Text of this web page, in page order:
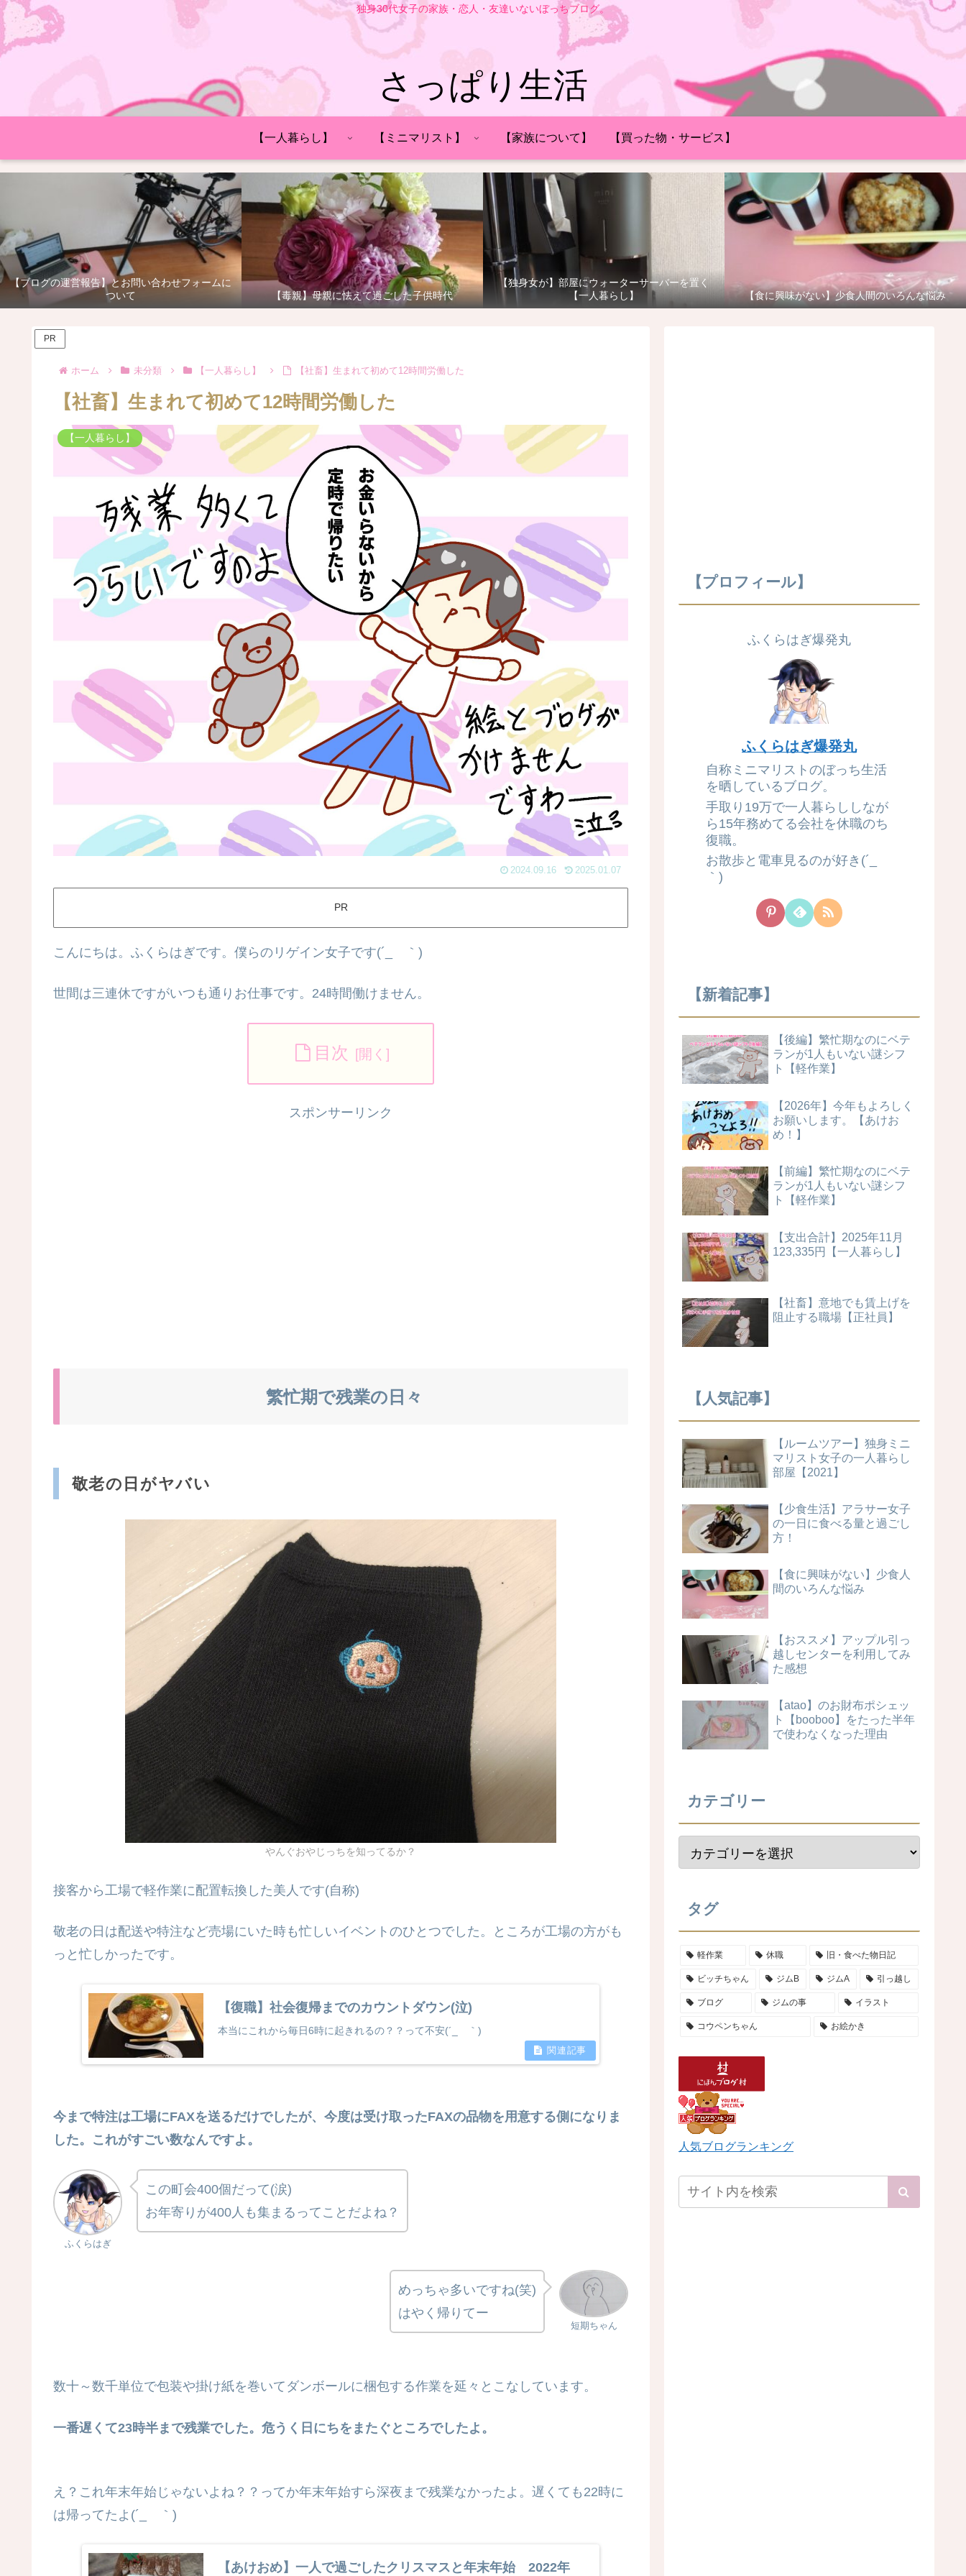
独身30代女子の家族・恋人・友達いないぼっちブログ。
さっぱり生活
【一人暮らし】 【ミニマリスト】 【家族について】 【買った物・サービス】
【ブログの運営報告】とお問い合わせフォームに
ついて
【毒親】母親に怯えて過ごした子供時代
【独身女が】部屋にウォーターサーバーを置く
【一人暮らし】
【食に興味がない】少食人間のいろんな悩み
PR
ホーム 未分類 【一人暮らし】 【社畜】生まれて初めて12時間労働した
【社畜】生まれて初めて12時間労働した
【一人暮らし】
2024.09.16 2025.01.07
PR
こんにちは。ふくらはぎです。僕らのリゲイン女子です(´_ゝ｀)
世間は三連休ですがいつも通りお仕事です。24時間働けません。
目次
スポンサーリンク
繁忙期で残業の日々
敬老の日がヤバい
やんぐおやじっちを知ってるか？
接客から工場で軽作業に配置転換した美人です(自称)
敬老の日は配送や特注など売場にいた時も忙しいイベントのひとつでした。ところが工場の方がも
っと忙しかったです。
【復職】社会復帰までのカウントダウン(泣)
本当にこれから毎日6時に起きれるの？？って不安(´_ゝ｀)
今まで特注は工場にFAXを送るだけでしたが、今度は受け取ったFAXの品物を用意する側になりま
した。これがすごい数なんですよ。
ふくらはぎ
この町会400個だって(涙)
お年寄りが400人も集まるってことだよね？
短期ちゃん
めっちゃ多いですね(笑)
はやく帰りてー
数十～数千単位で包装や掛け紙を巻いてダンボールに梱包する作業を延々とこなしています。
一番遅くて23時半まで残業でした。危うく日にちをまたぐところでしたよ。
え？これ年末年始じゃないよね？？ってか年末年始すら深夜まで残業なかったよ。遅くても22時に
は帰ってたよ(´_ゝ｀)
【あけおめ】一人で過ごしたクリスマスと年末年始 2022年
【プロフィール】
ふくらはぎ爆発丸
ふくらはぎ爆発丸
自称ミニマリストのぼっち生活
を晒しているブログ。
手取り19万で一人暮らししなが
ら15年務めてる会社を休職のち
復職。
お散歩と電車見るのが好き(´_ゝ
｀)
【新着記事】
【後編】繁忙期なのにベテ
ランが1人もいない謎シフ
ト【軽作業】
【2026年】今年もよろしく
お願いします。【あけお
め！】
【前編】繁忙期なのにベテ
ランが1人もいない謎シフ
ト【軽作業】
【支出合計】2025年11月
123,335円【一人暮らし】
【社畜】意地でも賃上げを
阻止する職場【正社員】
【人気記事】
【ルームツアー】独身ミニ
マリスト女子の一人暮らし
部屋【2021】
【少食生活】アラサー女子
の一日に食べる量と過ごし
方！
【食に興味がない】少食人
間のいろんな悩み
【おススメ】アップル引っ
越しセンターを利用してみ
た感想
【atao】のお財布ポシェッ
ト【booboo】をたった半年
で使わなくなった理由
カテゴリー
タグ
軽作業 休職 旧・食べた物日記
ビッチちゃん ジムB ジムA 引っ越し
ブログ ジムの事 イラスト
コウペンちゃん お絵かき
人気ブログランキング